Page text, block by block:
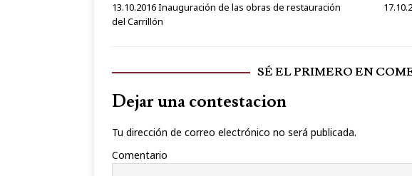
13.10.2016 Inauguración de las obras de restauración
del Carrillón
SÉ EL PRIMERO EN
Dejar una contestacion
Tu dirección de correo electrónico no será publicada.
Comentario